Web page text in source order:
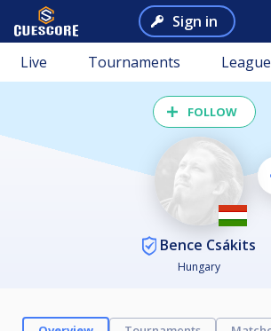
Sign in
Live Tournaments
FOLLOW
Bence Csákits
Hungary